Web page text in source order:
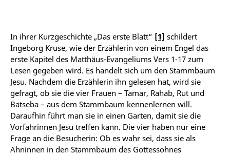
In ihrer Kurzgeschichte „Das erste Blatt“ [1] schildert
Ingeborg Kruse, wie der Erzählerin von einem Engel das
erste Kapitel des Matthäus-Evangeliums Vers 1-17 zum
Lesen gegeben wird. Es handelt sich um den Stammbaum
Jesu. Nachdem die Erzählerin ihn gelesen hat, wird sie
gefragt, ob sie die vier Frauen – Tamar, Rahab, Rut und
Batseba – aus dem Stammbaum kennenlernen will.
Daraufhin führt man sie in einen Garten, damit sie die
Vorfahrinnen Jesu treffen kann. Die vier haben nur eine
Frage an die Besucherin: Ob es wahr sei, dass sie als
Ahninnen in den Stammbaum des Gottessohnes